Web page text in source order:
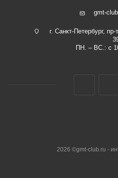
gmt-
г. Санкт-Петербург,
ПН. – ВС.: с
2026 ©gmt-club.ru -